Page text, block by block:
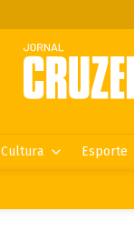
Cultura Esporte